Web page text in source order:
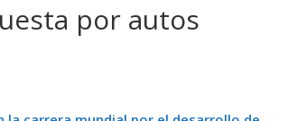
por autos